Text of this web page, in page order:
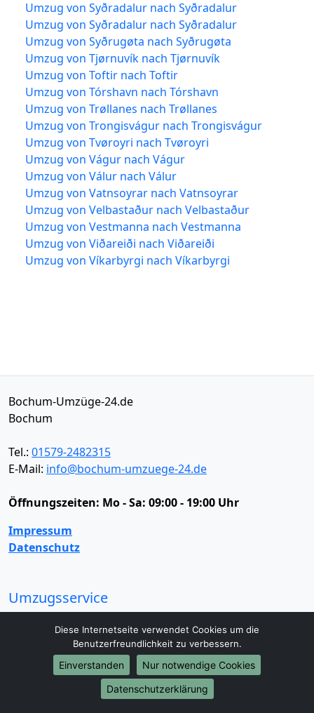
Umzug von Syðradalur nach Syðradalur
Umzug von Syðradalur nach Syðradalur
Umzug von Syðrugøta nach Syðrugøta
Umzug von Tjørnuvík nach Tjørnuvík
Umzug von Toftir nach Toftir
Umzug von Tórshavn nach Tórshavn
Umzug von Trøllanes nach Trøllanes
Umzug von Trongisvágur nach Trongisvágur
Umzug von Tvøroyri nach Tvøroyri
Umzug von Vágur nach Vágur
Umzug von Válur nach Válur
Umzug von Vatnsoyrar nach Vatnsoyrar
Umzug von Velbastaður nach Velbastaður
Umzug von Vestmanna nach Vestmanna
Umzug von Viðareiði nach Viðareiði
Umzug von Víkarbyrgi nach Víkarbyrgi
Bochum-Umzüge-24.de
Bochum
Tel.: 01579-2482315
E-Mail: info@bochum-umzuege-24.de
Öffnungszeiten: Mo - Sa: 09:00 - 19:00 Uhr
Impressum
Datenschutz
Umzugsservice
Fernumzug
Firmenumzug
Laborumzug
Mini Umzug
Praxisumzug
Privatumzug
Seniorenumzug
Studentenumzug
Beiladung
Halteverbotszone
Klaviertransport
Diese Internetseite verwendet Cookies um die
Benutzerfreundlichkeit zu verbessern.
Einverstanden
Nur notwendige Cookies
Datenschutzerklärung